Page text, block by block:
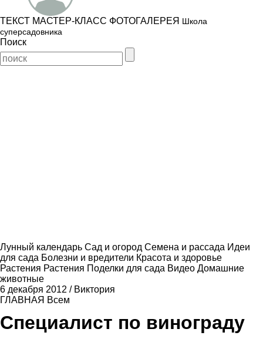
ТЕКСТ МАСТЕР-КЛАСС ФОТОГАЛЕРЕЯ Школа
суперсадовника
Поиск
Лунный календарь Сад и огород Семена и рассада Идеи
для сада Болезни и вредители Красота и здоровье
Растения Растения Поделки для сада Видео Домашние
животные
6 декабря 2012 / Виктория
ГЛАВНАЯ Всем
Специалист по винограду